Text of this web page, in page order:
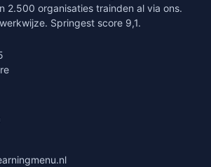
2.500 organisaties trainden al via ons.
Springest score 9,1.